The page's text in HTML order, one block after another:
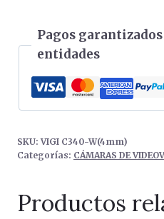
Pagos
entidades
SKU:VIGI C340-W(4mm)
Categorías: CÁMARAS DE
Productos